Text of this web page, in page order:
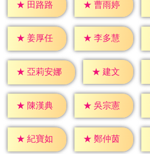
★ 田路路 ★ 曹雨婷
★ 姜厚任 ★ 李多慧
★ 亞莉安娜 ★ 建文
★ 陳漢典 ★ 吳宗憲
★ 紀寶如 ★ 鄭仲茵